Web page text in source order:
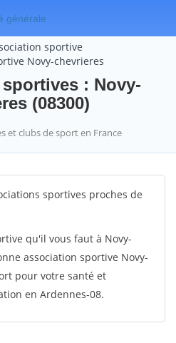
sportive
Novy-chevrieres
: Novy-
(08300)
et clubs de sport en France
sportives proches de
qu'il vous faut à Novy-
association sportive Novy-
pour votre santé et
en Ardennes-08.